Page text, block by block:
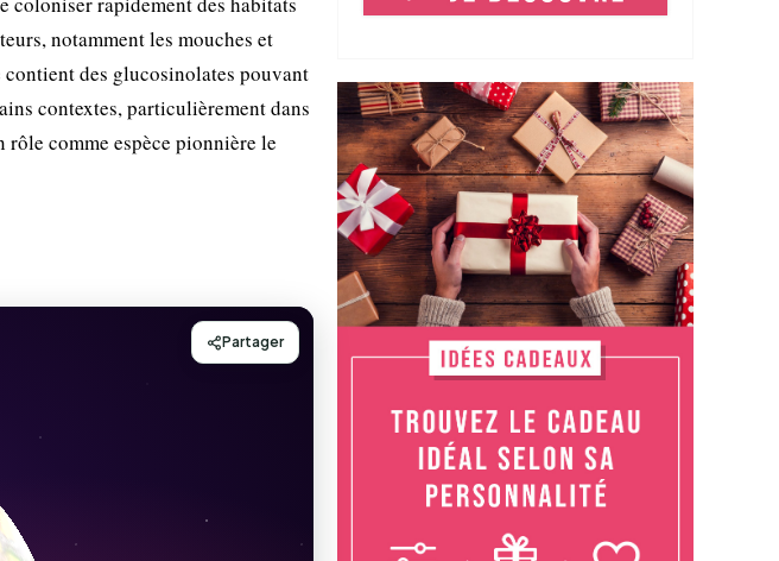
notamment les mouches et
contient des glucosinolates pouvant
contextes, particulièrement dans
rôle comme espèce pionnière le